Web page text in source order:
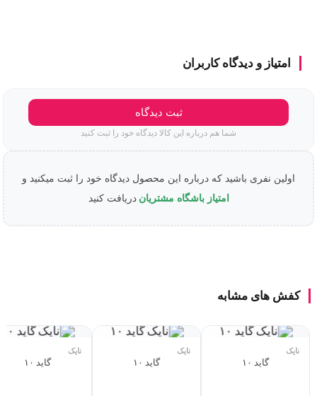
امتیاز و دیدگاه کاربران
ثبت دیدگاه
شما هم درباره این کالا دیدگاه خود را ثبت کنید
اولین نفری باشید که درباره این محصول دیدگاه خود را ثبت میکنید و
امتیاز باشگاه مشتریان دریافت کنید
کفش های مشابه
نایک
گاید ۱۰
نایک
گاید ۱۰
نایک
گاید ۱۰